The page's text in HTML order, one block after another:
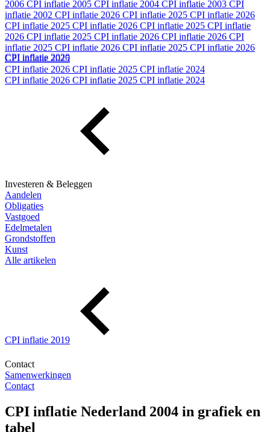
CPI inflatie 2020
CPI inflatie 2019
2006 CPI inflatie 2005 CPI inflatie 2004 CPI inflatie 2003 CPI
inflatie 2002 CPI inflatie 2026 CPI inflatie 2025 CPI inflatie 2026
CPI inflatie 2025 CPI inflatie 2026 CPI inflatie 2025 CPI inflatie
2026 CPI inflatie 2025 CPI inflatie 2026 CPI inflatie 2026 CPI
inflatie 2025 CPI inflatie 2026 CPI inflatie 2025 CPI inflatie 2026
CPI inflatie 2025
CPI inflatie 2026 CPI inflatie 2025 CPI inflatie 2024
CPI inflatie 2026 CPI inflatie 2025 CPI inflatie 2024
Investeren & Beleggen
Aandelen
Obligaties
Vastgoed
Edelmetalen
Grondstoffen
Kunst
Alle artikelen
Contact
Samenwerkingen
Contact
CPI inflatie Nederland 2004 in grafiek en
tabel